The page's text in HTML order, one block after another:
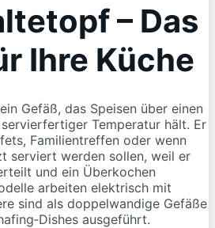
– Das
Ihre Küche
Gefäß, das Speisen über einen
Temperatur hält. Er
Familientreffen oder wenn
serviert werden sollen, weil er
und ein Überkochen
arbeiten elektrisch mit
sind als doppelwandige Gefäße
ausgeführt.